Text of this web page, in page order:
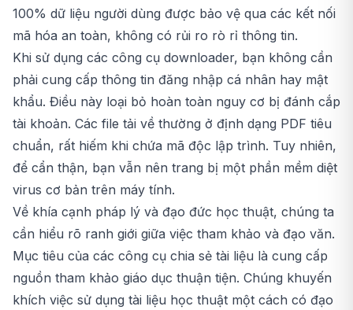
100% dữ liệu người dùng được bảo vệ qua các kết nối
mã hóa an toàn, không có rủi ro rò rỉ thông tin.
Khi sử dụng các công cụ downloader, bạn không cần
phải cung cấp thông tin đăng nhập cá nhân hay mật
khẩu. Điều này loại bỏ hoàn toàn nguy cơ bị đánh cắp
tài khoản. Các file tải về thường ở định dạng PDF tiêu
chuẩn, rất hiếm khi chứa mã độc lập trình. Tuy nhiên,
để cẩn thận, bạn vẫn nên trang bị một phần mềm diệt
virus cơ bản trên máy tính.
Về khía cạnh pháp lý và đạo đức học thuật, chúng ta
cần hiểu rõ ranh giới giữa việc tham khảo và đạo văn.
Mục tiêu của các công cụ chia sẻ tài liệu là cung cấp
nguồn tham khảo giáo dục thuận tiện. Chúng khuyến
khích việc sử dụng tài liệu học thuật một cách có đạo